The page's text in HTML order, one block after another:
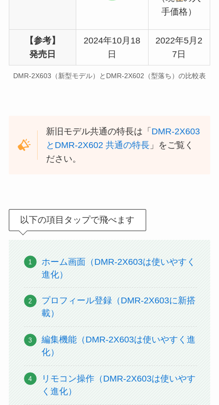
手価格）
【参考】
発売日
2024年10月18
日
2022年5月2
7日
DMR-2X603（新型モデル）とDMR-2X602（型落ち）の比較表
新旧モデル共通の特長は「 DMR-2X603
とDMR-2X602 共通の特長 」をご覧く
ださい。
以下の項目タップで飛べます
ホーム画面（DMR-2X603は使いやすく
進化）
プロフィール登録（DMR-2X603に新搭
載）
編集機能（DMR-2X603は使いやすく進
化）
リモコン操作（DMR-2X603は使いやす
く進化）